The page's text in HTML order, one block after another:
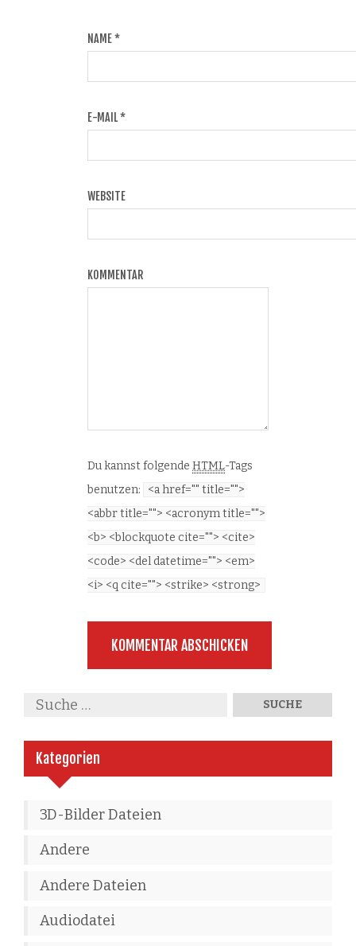
NAME*
E-MAIL*
WEBSITE
KOMMENTAR
Du kannst folgende HTML-Tags
benutzen:
<a href="" title="">
<abbr title=""> <acronym title="">
<b> <blockquote cite=""> <cite>
<code> <del datetime=""> <em>
<i> <q cite=""> <strike> <strong>
Kategorien
3D-Bilder Dateien
Andere
Andere Dateien
Audiodatei